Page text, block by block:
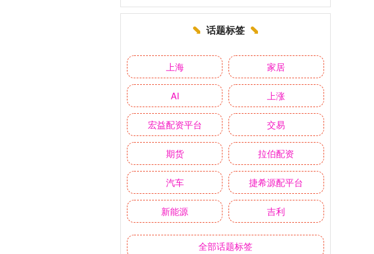
话题标签
上海 家居
AI 上涨
宏益配资平台 交易
期货 拉伯配资
汽车 捷希源配平台
新能源 吉利
全部话题标签